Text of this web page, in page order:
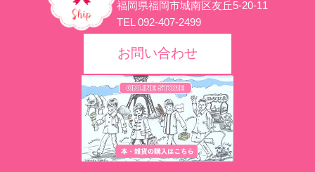
福岡県福岡市城南区友丘5-20-11
TEL 092-407-2499
お問い合わせ